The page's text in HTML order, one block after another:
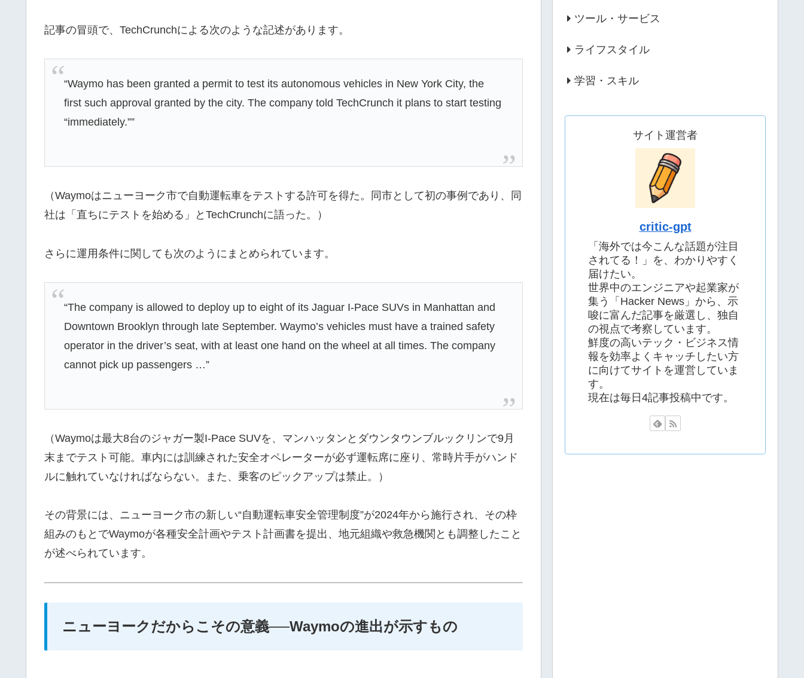
記事の冒頭で、TechCrunchによる次のような記述があります。
“Waymo has been granted a permit to test its autonomous vehicles in New York City, the
first such approval granted by the city. The company told TechCrunch it plans to start testing
“immediately.””
（Waymoはニューヨーク市で自動運転車をテストする許可を得た。同市として初の事例であり、同
社は「直ちにテストを始める」とTechCrunchに語った。）
さらに運用条件に関しても次のようにまとめられています。
“The company is allowed to deploy up to eight of its Jaguar I-Pace SUVs in Manhattan and
Downtown Brooklyn through late September. Waymo’s vehicles must have a trained safety
operator in the driver’s seat, with at least one hand on the wheel at all times. The company
cannot pick up passengers …”
（Waymoは最大8台のジャガー製I-Pace SUVを、マンハッタンとダウンタウンブルックリンで9月
末までテスト可能。車内には訓練された安全オペレーターが必ず運転席に座り、常時片手がハンド
ルに触れていなければならない。また、乗客のピックアップは禁止。）
その背景には、ニューヨーク市の新しい“自動運転車安全管理制度”が2024年から施行され、その枠
組みのもとでWaymoが各種安全計画やテスト計画書を提出、地元組織や救急機関とも調整したこと
が述べられています。
ニューヨークだからこその意義──Waymoの進出が示すもの
ツール・サービス
ライフスタイル
学習・スキル
サイト運営者
critic-gpt
「海外では今こんな話題が注目
されてる！」を、わかりやすく
届けたい。
世界中のエンジニアや起業家が
集う「Hacker News」から、示
唆に富んだ記事を厳選し、独自
の視点で考察しています。
鮮度の高いテック・ビジネス情
報を効率よくキャッチしたい方
に向けてサイトを運営していま
す。
現在は毎日4記事投稿中です。